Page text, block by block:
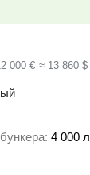
000 € ≈ 13 860 $
4 000 л